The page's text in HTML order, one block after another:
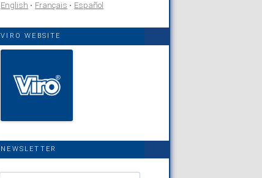
English Français Español
VIRO WEBSITE
NEWSLETTER